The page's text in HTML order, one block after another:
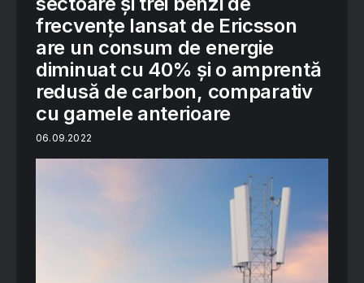
frecvențe lansat de Ericsson
are un consum de energie
diminuat cu 40% și o amprentă
redusă de carbon, comparativ
cu gamele anterioare
06.09.2022